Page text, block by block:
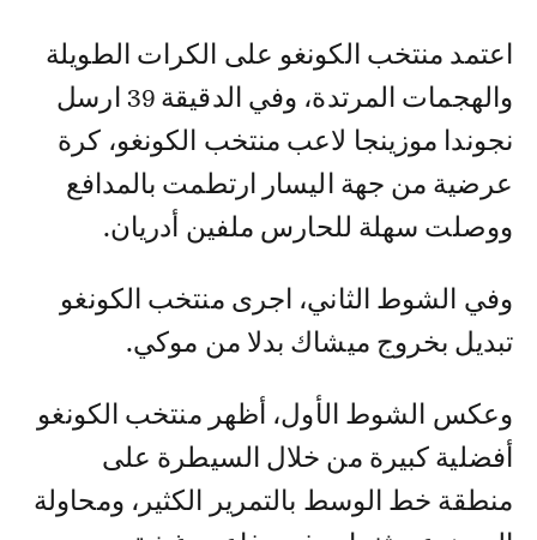
اعتمد منتخب الكونغو على الكرات الطويلة
والهجمات المرتدة، وفي الدقيقة 39 ارسل
نجوندا موزينجا لاعب منتخب الكونغو، كرة
عرضية من جهة اليسار ارتطمت بالمدافع
ووصلت سهلة للحارس ملفين أدريان.
وفي الشوط الثاني، اجرى منتخب الكونغو
تبديل بخروج ميشاك بدلا من موكي.
وعكس الشوط الأول، أظهر منتخب الكونغو
أفضلية كبيرة من خلال السيطرة على
منطقة خط الوسط بالتمرير الكثير، ومحاولة